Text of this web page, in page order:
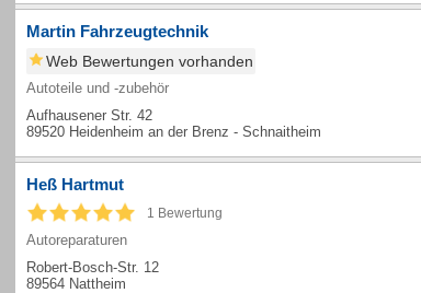
Martin Fahrzeugtechnik
Web Bewertungen vorhanden
Autoteile und -zubehör
Aufhausener Str. 42
89520 Heidenheim an der Brenz - Schnaitheim
Heß Hartmut
1 Bewertung
Autoreparaturen
Robert-Bosch-Str. 12
89564 Nattheim